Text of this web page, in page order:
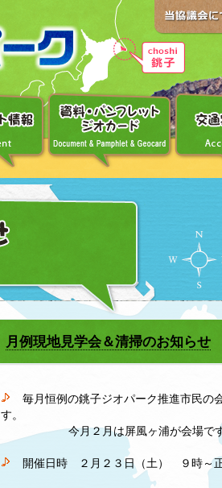
月例現地見学会＆清掃のお知らせ
毎月恒例の銚子ジオパーク推進市民の
す。
今月２月は屏風ヶ浦が会場で
開催日時 ２月２３日（土） ９時～